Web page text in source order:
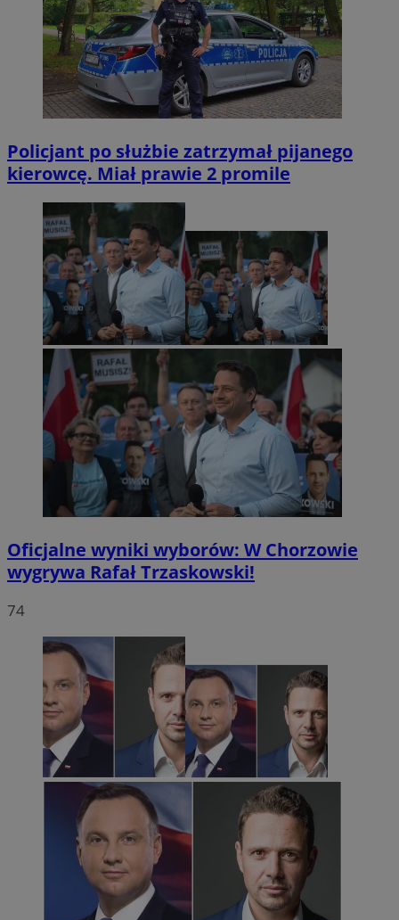
Policjant po służbie zatrzymał pijanego
kierowcę. Miał prawie 2 promile
Oficjalne wyniki wyborów: W Chorzowie
wygrywa Rafał Trzaskowski!
74